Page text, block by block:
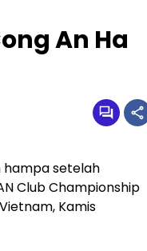
An Ha
hampa setelah
Club Championship
Kamis